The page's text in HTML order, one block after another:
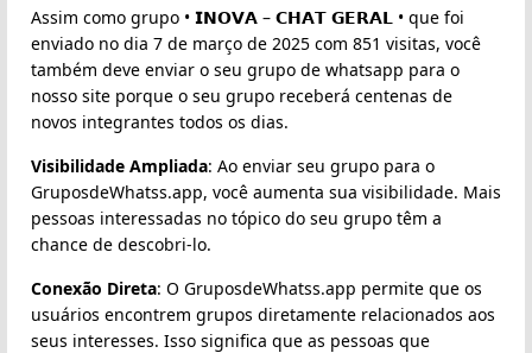
Assim como grupo • 𝗜𝗡𝗢𝗩𝗔 – 𝗖𝗛𝗔𝗧 𝗚𝗘𝗥𝗔𝗟 • que foi
enviado no dia 7 de março de 2025 com 851 visitas, você
também deve enviar o seu grupo de whatsapp para o
nosso site porque o seu grupo receberá centenas de
novos integrantes todos os dias.
Visibilidade Ampliada: Ao enviar seu grupo para o
GruposdeWhatss.app, você aumenta sua visibilidade. Mais
pessoas interessadas no tópico do seu grupo têm a
chance de descobri-lo.
Conexão Direta: O GruposdeWhatss.app permite que os
usuários encontrem grupos diretamente relacionados aos
seus interesses. Isso significa que as pessoas que